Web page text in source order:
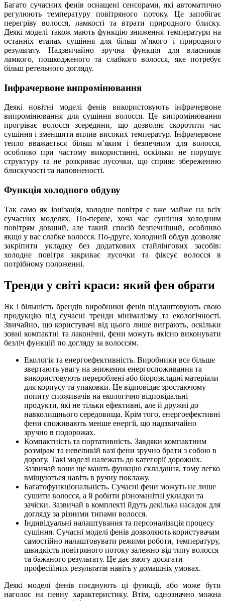
Багато сучасних фенів оснащені сенсорами, які автоматично
регулюють температуру повітряного потоку. Це запобігає
перегріву волосся, ламкості та втрати природного блиску.
Деякі моделі також мають функцію зниження температури на
останніх етапах сушіння для більш м’якого і природного
результату. Надзвичайно зручна функція для власників
ламкого, пошкодженого та слабкого волосся, яке потребує
більш ретельного догляду.
Інфрачервоне випромінювання
Деякі новітні моделі фенів використовують інфрачервоне
випромінювання для сушіння волосся. Це випромінювання
прогріває волосся зсередини, що дозволяє скоротити час
сушіння і зменшити вплив високих температур. Інфрачервоне
тепло вважається більш м’яким і безпечним для волосся,
особливо при частому використанні, оскільки не порушує
структуру та не розкриває лусочки, що сприяє збереженню
блискучості та наповненості.
Функція холодного обдуву
Так само як іонізація, холодне повітря є вже майже на всіх
сучасних моделях. По-перше, хоча час сушіння холодним
повітрям довший, але такий спосіб безпечніший, особливо
якщо у вас слабке волосся. По-друге, холодний обдув дозволяє
закріпити укладку без додаткових стайлінгових засобів:
холодне повітря закриває лусочки та фіксує волосся в
потрібному положенні.
Тренди у світі краси: який фен обрати
Як і більшість брендів виробники фенів підлаштовують свою
продукцію під сучасні тренди мінімалізму та екологічності.
Звичайно, що користувачі від цього лише виграють, оскільки
зовні компактні та лаконічні, фени можуть якісно виконувати
безліч функцій по догляду за волоссям.
Екологія та енергоефективність. Виробники все більше
звертають увагу на зниження енергоспоживання та
використовують перероблені або біорозкладні матеріали
для корпусу та упаковки. Це відповідає зростаючому
попиту споживачів на екологічно відповідальні
продукти, які не тільки ефективні, але й дружні до
навколишнього середовища. Крім того, енергоефективні
фени споживають менше енергії, що надзвичайно
зручно в подорожах.
Компактність та портативність. Завдяки компактним
розмірам та невеликій вазі фени зручно брати з собою в
дорогу. Такі моделі належать до категорії дорожніх.
Зазвичай вони ще мають функцію складання, тому легко
вміщуються навіть в ручну поклажу.
Багатофункціональність. Сучасні фени можуть не лише
сушити волосся, а й робити різноманітні укладки та
зачіски. Зазвичай в комплекті йдуть декілька насадок для
догляду за різними типами волосся.
Індивідуальні налаштування та персоналізація процесу
сушіння. Сучасні моделі фенів дозволяють користувачам
самостійно налаштовувати режими роботи, температуру,
швидкість повітряного потоку залежно від типу волосся
та бажаного результату. Це дає змогу досягати
професійних результатів навіть у домашніх умовах.
Деякі моделі фенів поєднують ці функції, або може бути
наголос на певну характеристику. Втім, однозначно можна